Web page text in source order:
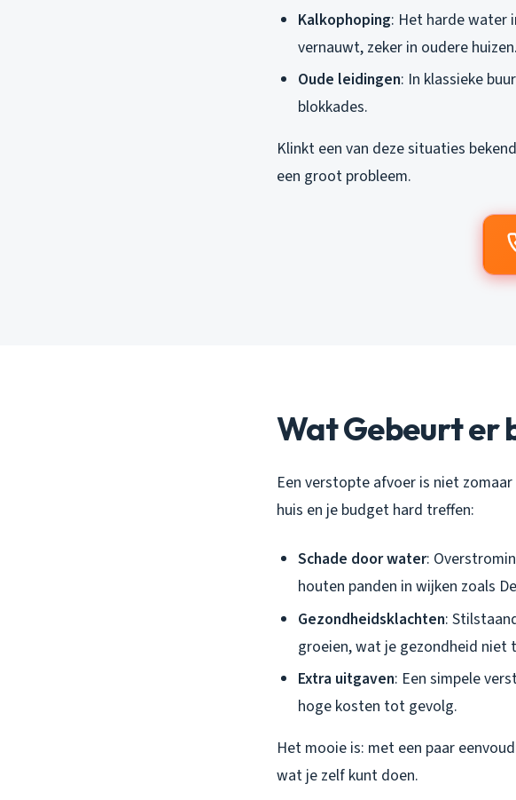
Kalkophoping: Het harde water
vernauwt, zeker in oudere huizen.
Oude leidingen: In klassieke
blokkades.
Klinkt een van deze situaties
een groot probleem.
Wat Gebeurt er
Een verstopte afvoer is niet
huis en je budget hard treffen:
Schade door water:
houten panden in wijken zoals
Gezondheidsklachten:
groeien, wat je gezondheid niet
Extra uitgaven: Een simpele
hoge kosten tot gevolg.
Het mooie is: met een paar
wat je zelf kunt doen.